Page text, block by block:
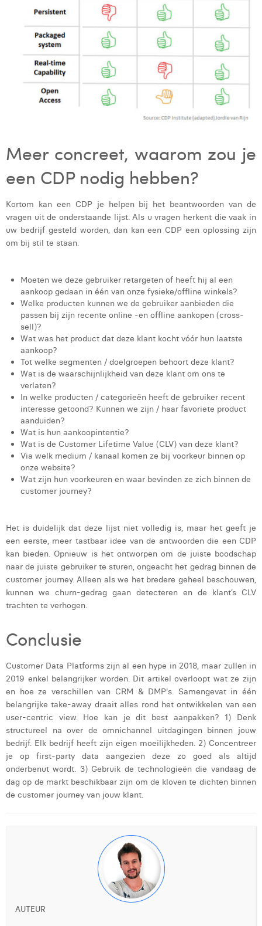
Meer concreet, waarom zou je
een CDP nodig hebben?
Kortom kan een ​​CDP je helpen bij het beantwoorden van de
vragen uit de onderstaande lijst. Als u vragen herkent die vaak in
uw bedrijf gesteld worden, dan kan een CDP een oplossing zijn
om bij stil te staan.
Moeten we deze gebruiker retargeten of heeft hij al een
aankoop gedaan in één van onze fysieke/offline winkels?
Welke producten kunnen we de gebruiker aanbieden die
passen bij zijn recente online -en offline aankopen (cross-
sell)?
Wat was het product dat deze klant kocht vóór hun laatste
aankoop?
Tot welke segmenten / doelgroepen behoort deze klant?
Wat is de waarschijnlijkheid van deze klant om ons te
verlaten?
In welke producten / categorieën heeft de gebruiker recent
interesse getoond? Kunnen we zijn / haar favoriete product
aanduiden?
Wat is hun aankoopintentie?
Wat is de Customer Lifetime Value (CLV) van deze klant?
Via welk medium / kanaal komen ze bij voorkeur binnen op
onze website?
Wat zijn hun voorkeuren en waar bevinden ze zich binnen de
customer journey?
Het is duidelijk dat deze lijst niet volledig is, maar het geeft je
een eerste, meer tastbaar idee van de antwoorden die een CDP
kan bieden. Opnieuw is het ontworpen om de juiste boodschap
naar de juiste gebruiker te sturen, ongeacht het gedrag binnen de
customer journey. Alleen als we het bredere geheel beschouwen,
kunnen we churn-gedrag gaan detecteren en de klant’s CLV
trachten te verhogen.
Conclusie
Customer Data Platforms zijn al een hype in 2018, maar zullen in
2019 enkel belangrijker worden. Dit artikel overloopt wat ze zijn
en hoe ze verschillen van CRM & DMP's. Samengevat in één
belangrijke take-away draait alles rond het ontwikkelen van een
user-centric view. Hoe kan je dit best aanpakken? 1) Denk
structureel na over de omnichannel uitdagingen binnen jouw
bedrijf. Elk bedrijf heeft zijn eigen moeilijkheden. 2) Concentreer
je op first-party data aangezien deze zo goed als altijd
onderbenut wordt. 3) Gebruik de technologieën die vandaag de
dag op de markt beschikbaar zijn om de kloven te dichten binnen
de customer journey van jouw klant.
AUTEUR